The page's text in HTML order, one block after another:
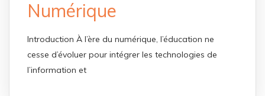
Numérique
Introduction À l’ère du numérique, l’éducation ne
cesse d’évoluer pour intégrer les technologies de
l’information et